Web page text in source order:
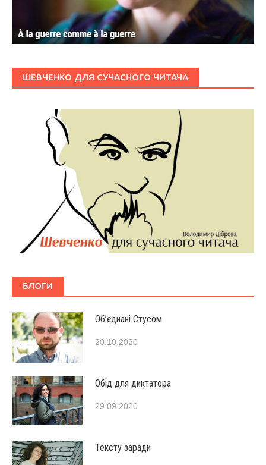
ШЕВЧЕНКО ДЛЯ СУЧАСНОГО ЧИТАЧА
БЛОГИ
Об’єднані Стусом
20.10.2020
Обід для диктатора
29.09.2020
Тексту заради